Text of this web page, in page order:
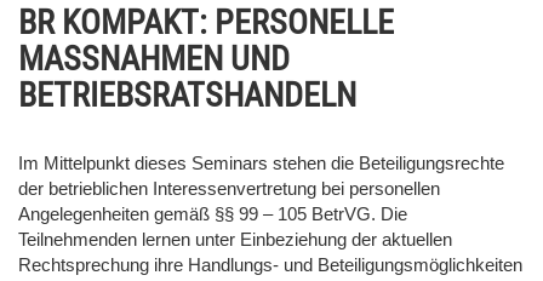
BR KOMPAKT: PERSONELLE
MASSNAHMEN UND
BETRIEBSRATSHANDELN
Im Mittelpunkt dieses Seminars stehen die Beteiligungsrechte
der betrieblichen Interessenvertretung bei personellen
Angelegenheiten gemäß §§ 99 – 105 BetrVG. Die
Teilnehmenden lernen unter Einbeziehung der aktuellen
Rechtsprechung ihre Handlungs- und Beteiligungsmöglichkeiten